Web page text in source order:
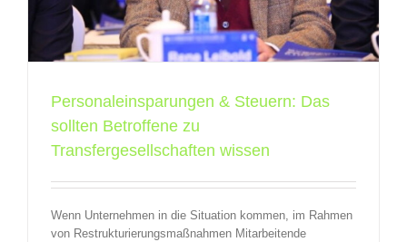
Personaleinsparungen & Steuern: Das
sollten Betroffene zu
Transfergesellschaften wissen
Wenn Unternehmen in die Situation kommen, im Rahmen
von Restrukturierungsmaßnahmen Mitarbeitende